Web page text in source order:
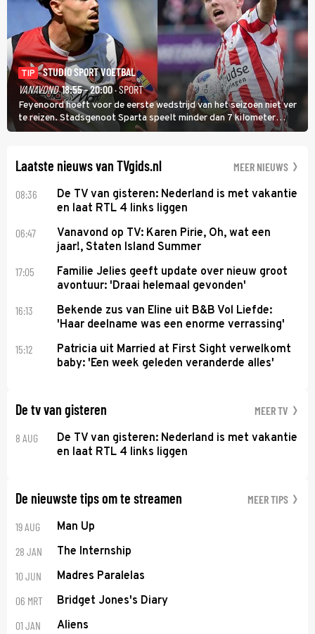
TIP
STUDIO SPORT VOETBAL
VANAVOND 18:55 - 20:00· SPORT
Feyenoord hoeft voor de eerste wedstrijd van het seizoen niet ver
te reizen. Stadsgenoot Sparta speelt minder dan 7 kilometer
verderop. Feyenoord trok de Spaanse spits Nacho Ferri aan van
Laatste nieuws van TVgids.nl MEER NIEUWS
08:36
De TV van gisteren: Nederland is met vakantie
en laat RTL 4 links liggen
06:47
Vanavond op TV: Karen Pirie, Oh, wat een
jaar!, Staten Island Summer
17:05
Familie Jelies geeft update over nieuw groot
avontuur: 'Draai helemaal gevonden'
16:13
Bekende zus van Eline uit B&B Vol Liefde:
'Haar deelname was een enorme verrassing'
15:12
Patricia uit Married at First Sight verwelkomt
baby: 'Een week geleden veranderde alles'
De tv van gisteren MEER TV
8 AUG
De TV van gisteren: Nederland is met vakantie
en laat RTL 4 links liggen
De nieuwste tips om te streamen MEER TIPS
19 AUG Man Up
28 JAN The Internship
10 JUN Madres Paralelas
06 MRT Bridget Jones's Diary
01 JAN Aliens